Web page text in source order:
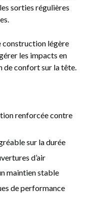
sorties régulières
construction légère
les impacts en
de confort sur la tête.
renforcée contre
sur la durée
d’air
maintien stable
de performance